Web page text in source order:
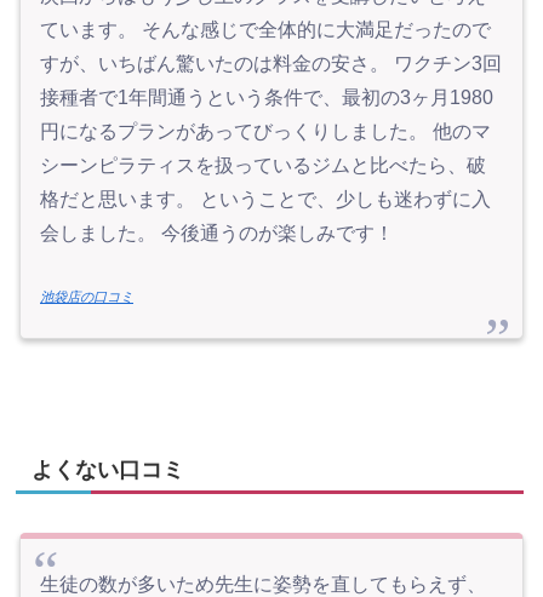
ています。 そんな感じで全体的に大満足だったので
すが、いちばん驚いたのは料金の安さ。 ワクチン3回
接種者で1年間通うという条件で、最初の3ヶ月1980
円になるプランがあってびっくりしました。 他のマ
シーンピラティスを扱っているジムと比べたら、破
格だと思います。 ということで、少しも迷わずに入
会しました。 今後通うのが楽しみです！
池袋店の口コミ
よくない口コミ
生徒の数が多いため先生に姿勢を直してもらえず、